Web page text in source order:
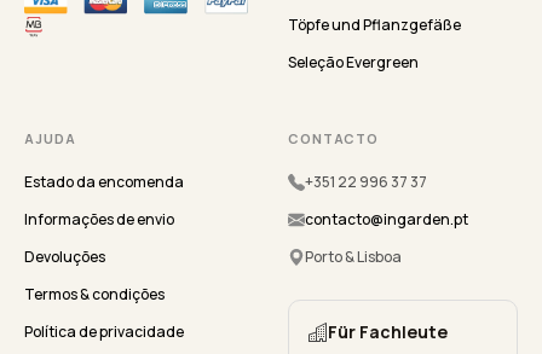
Töpfe und Pflanzgefäße
Seleção Evergreen
AJUDA
Estado da encomenda
Informações de envio
Devoluções
Termos & condições
Política de privacidade
CONTACTO
+351 22 996 37 37
contacto@ingarden.pt
Porto & Lisboa
Für Fachleute